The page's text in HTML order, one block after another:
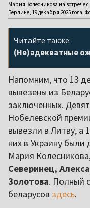
Мария Колесникова на встрече
Берлине, 19 декабря 2025
Читайте также:
(Не)адекватные
Напомним, что 13
вывезены из
заключенных.
Нобелевской
вывезли в Литву, а
них в Украину
Мария
Северинец,
Золотова. Полный
беларусов здесь.